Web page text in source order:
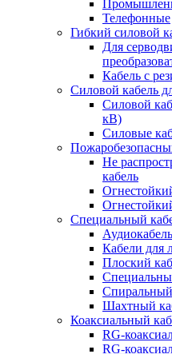
Телефонные
Гибкий силовой
Для
Кабель с
Силовой кабель
Силовой
кВ)
Силовые
Не
кабель
Специальный
Аудиокабель
Кабели для
Плоский
Спиральный
Шахтный
Коаксиальный
RG-
RG-